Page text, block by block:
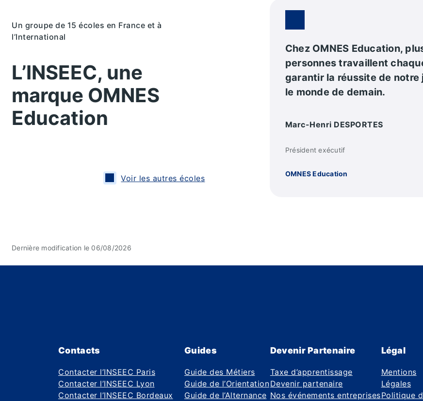
Un groupe de 15 écoles en France et à
l’International
L’INSEEC, une
marque OMNES
Education
Voir les autres écoles
Chez OMNES Education,
personnes travaillent
garantir la réussite de notre
le monde de demain.
Marc-Henri DESPORTES
Président exécutif
OMNES Education
Dernière modification le 06/08/2026
Contacts
Contacter l’INSEEC Paris
Contacter l’INSEEC Lyon
Contacter l’INSEEC Bordeaux
Guides
Guide des Métiers
Guide de l’Orientation
Guide de l’Alternance
Devenir Partenaire
Taxe d’apprentissage
Devenir partenaire
Nos événements entreprises
Légal
Mentions
Légales
Politique